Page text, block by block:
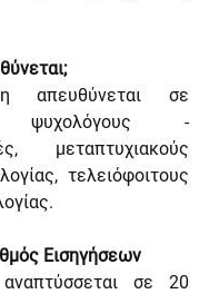
απευθύνεται σε
ψυχολόγους -
μεταπτυχιακούς
τελειόφοιτους
Εισηγήσεων
σε 20